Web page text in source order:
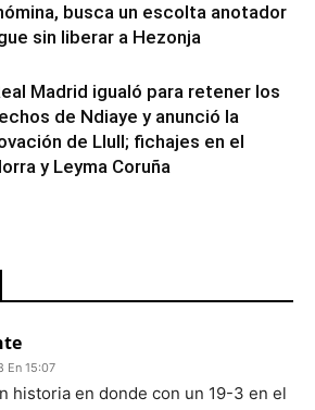
busca un escolta anotador
sin liberar a Hezonja
Madrid igualó para retener los
de Ndiaye y anunció la
de Llull; fichajes en el
y Leyma Coruña
En 15:07
historia en donde con un 19-3 en el